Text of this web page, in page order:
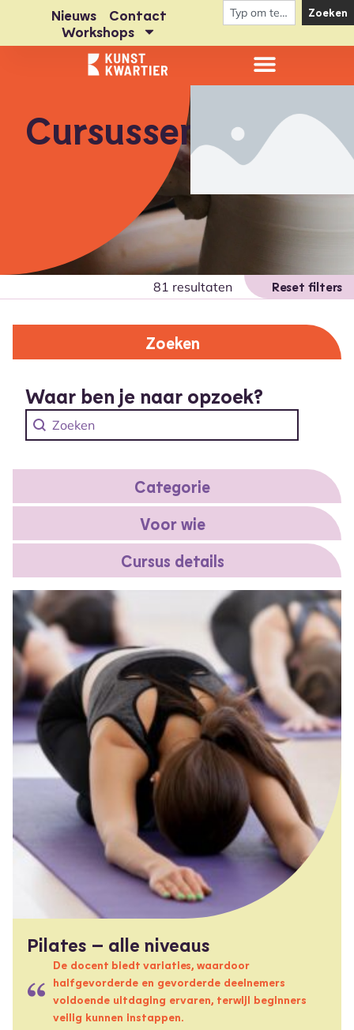
Nieuws
Contact
Workshops
Zoeken
Cursussen
81 resultaten Reset filters
Zoeken
Categorie
Voor wie
Cursus details
Waar ben je naar opzoek?
Zoeken cursussen
Search content
Pilates – alle niveaus
De docent biedt variaties, waardoor
halfgevorderde en gevorderde deelnemers
voldoende uitdaging ervaren, terwijl beginners
veilig kunnen instappen.